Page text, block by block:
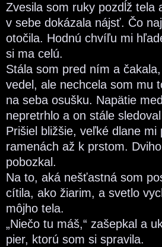
Zvesila som ruky pozdĺž tela
v sebe dokázala nájsť. Čo
otočila. Hodnú chvíľu mi
si ma celú.
Stála som pred ním a
vedel, ale nechcela som mu
na seba osušku. Napätie
nepretrhlo a on stále
Prišiel bližšie, veľké dlane
ramenách až k prstom.
pobozkal.
Na to, aká nešťastná som
cítila, ako žiarim, a svetlo
môjho tela.
„Niečo tu máš,“ zašepkal a
pier, ktorú som si spravila.